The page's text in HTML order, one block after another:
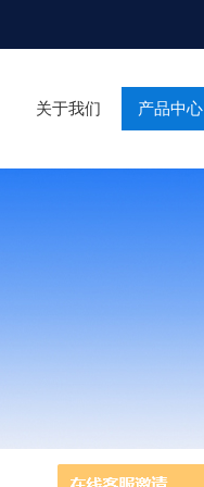
关于我们 产品中心